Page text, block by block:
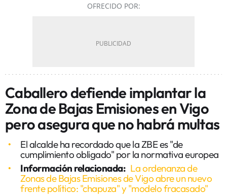
OFRECIDO POR:
Caballero defiende implantar la
Zona de Bajas Emisiones en Vigo
pero asegura que no habrá multas
El alcalde ha recordado que la ZBE es "de
cumplimiento obligado" por la normativa europea
Información relacionada: La ordenanza de
Zonas de Bajas Emisiones de Vigo abre un nuevo
frente político: "chapuza" y "modelo fracasado"